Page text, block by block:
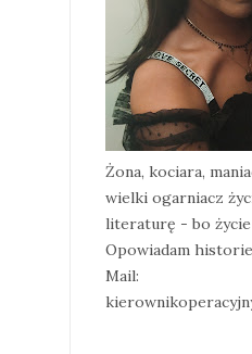
Żona, kociara,
wielki ogarniacz
literaturę - bo
Opowiadam
Mail: